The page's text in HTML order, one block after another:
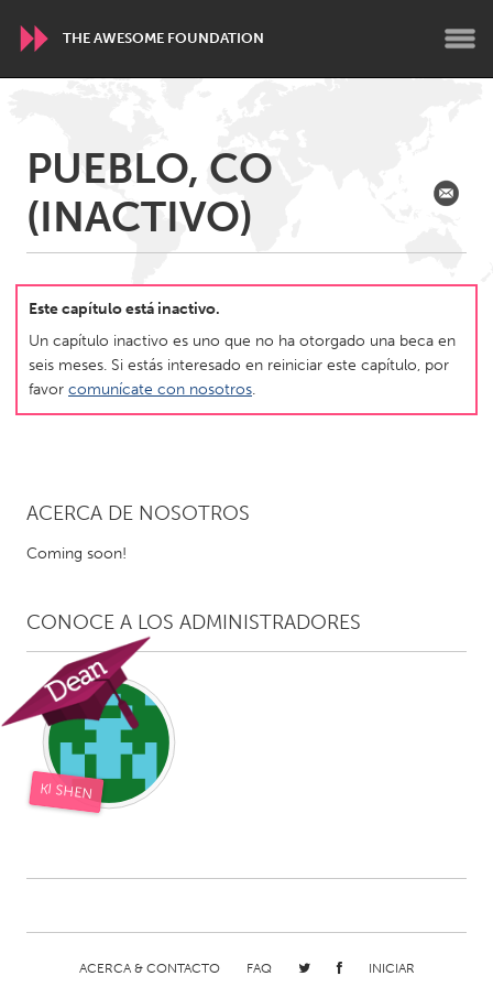
THE AWESOME FOUNDATION
Conservation and Climate
Disability
Dragon Dreaming
On the Water
Javakhk
AUSTRALIA
Adelaide
Fleurieu
Kitchener-Waterloo
New Glasgow
Newmarket
Ottawa
South Shore
MALAYSIA
Kuala Lumpur
Leiden
Rotterdam
PUEBLO, CO
(INACTIVO)
Este capítulo está inactivo.
Un capítulo inactivo es uno que no ha otorgado una beca en
seis meses. Si estás interesado en reiniciar este capítulo, por
favor comunícate con nosotros.
ACERCA DE NOSOTROS
Coming soon!
CONOCE A LOS ADMINISTRADORES
KI SHEN
ACERCA & CONTACTO FAQ INICIAR